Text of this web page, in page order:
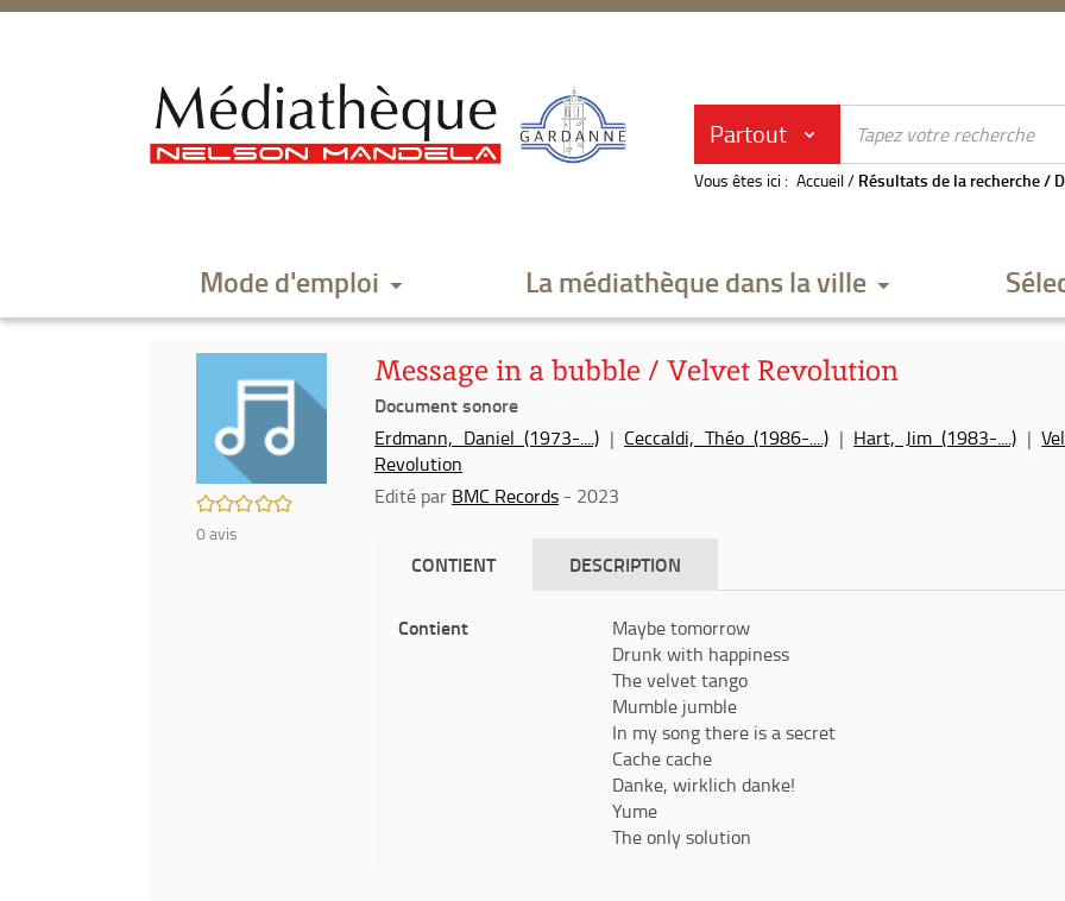
recherche
Partout
Vous êtes ici : Accueil/ Résultats de la recherche/
Mode d'emploi La médiathèque dans la ville
/5
0avis
Message in a bubble / Velvet Revolution
Document sonore
Erdmann, Daniel (1973-....) | Ceccaldi, Théo (1986-....) | Hart, Jim (1983-....) |
Revolution
Edité par BMC Records - 2023
CONTIENT DESCRIPTION
Contient
Maybe tomorrow
Drunk with happiness
The velvet tango
Mumble jumble
In my song there is a secret
Cache cache
Danke, wirklich danke!
Yume
The only solution